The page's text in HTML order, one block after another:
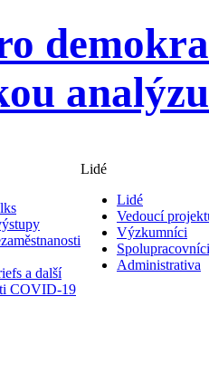
a další
COVID-19
Lidé
Lidé
Vedoucí
Výzkumníci
Spolupracovníci
Administrativa